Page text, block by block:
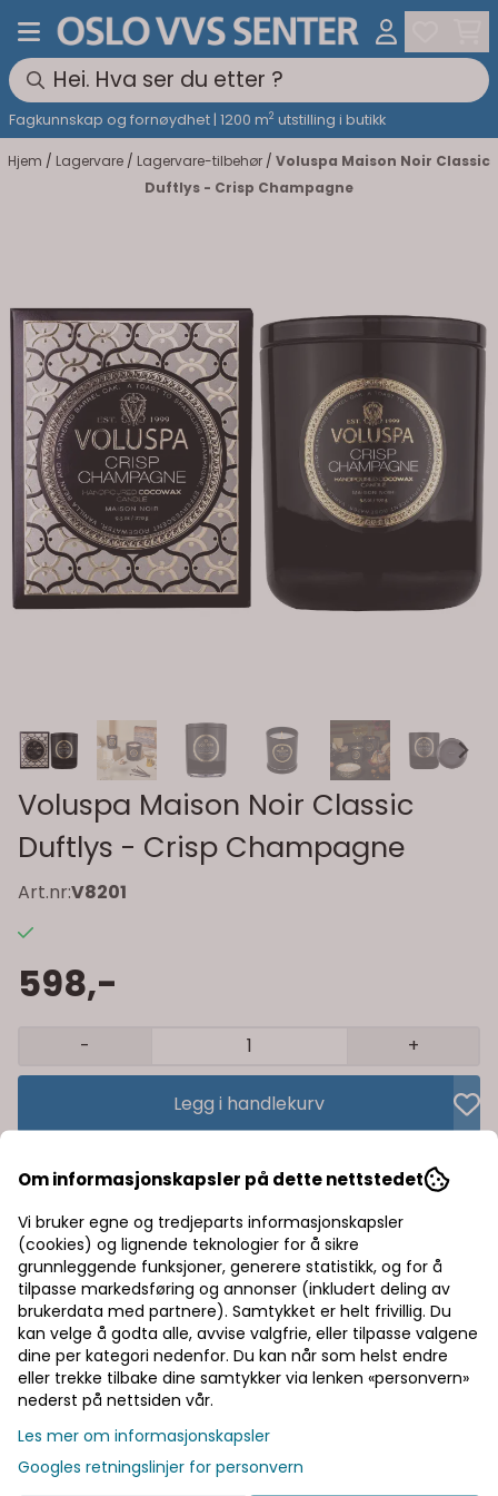
Hopp til innhold
Fagkunnskap og fornøydhet | 1200 m2 utstilling i butikk
Hjem / Lagervare / Lagervare-tilbehør / Voluspa Maison Noir Classic
Duftlys - Crisp Champagne
Voluspa Maison Noir Classic
Duftlys - Crisp Champagne
Art.nr:V8201
598,-
- +
Legg i handlekurv
Halv pris på frakt
Informasjon
Produsent
Om informasjonskapsler på dette nettstedet
Vi bruker egne og tredjeparts informasjonskapsler
(cookies) og lignende teknologier for å sikre
grunnleggende funksjoner, generere statistikk, og for å
tilpasse markedsføring og annonser (inkludert deling av
brukerdata med partnere). Samtykket er helt frivillig. Du
kan velge å godta alle, avvise valgfrie, eller tilpasse valgene
dine per kategori nedenfor. Du kan når som helst endre
eller trekke tilbake dine samtykker via lenken «personvern»
nederst på nettsiden vår.
Les mer om informasjonskapsler
Googles retningslinjer for personvern